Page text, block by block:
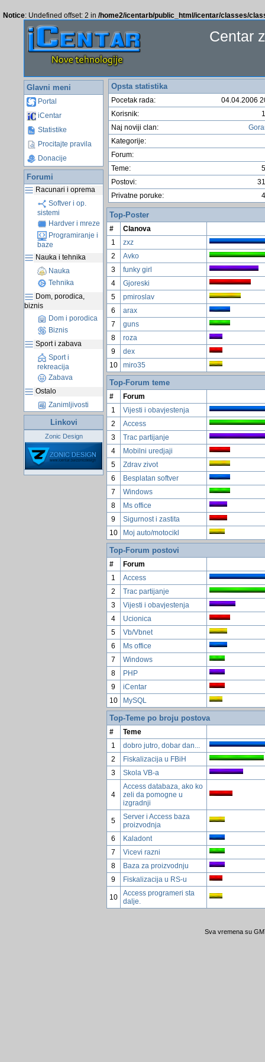
Notice: Undefined offset: 2 in /home2/icentarb/public_html/icentar/classes/
Centar
Glavni meni
Portal
iCentar
Statistike
Procitajte pravila
Donacije
Forumi
Racunari i oprema
Softver i op.
sistemi
Hardver i mreze
Programiranje i
baze
Nauka i tehnika
Nauka
Tehnika
Dom, porodica,
biznis
Dom i porodica
Biznis
Sport i zabava
Sport i
rekreacija
Zabava
Ostalo
Zanimljivosti
Linkovi
Zonic Design
Opsta statistika
04.04.2006
Pocetak rada:
Korisnik:
Naj noviji clan:
Kategorije:
Forum:
Teme:
Postovi:
Privatne poruke:
Top-Poster
#
Clanova
1
zxz
2
Avko
3
funky girl
4
Gjoreski
5
pmiroslav
6
arax
7
guns
8
roza
9
dex
10
miro35
Top-Forum teme
#
Forum
1
Vijesti i obavjestenja
2
Access
3
Trac partijanje
4
Mobilni uredjaji
5
Zdrav zivot
6
Besplatan softver
7
Windows
8
Ms office
9
Sigurnost i zastita
10
Moj auto/motocikl
Top-Forum postovi
#
Forum
1
Access
2
Trac partijanje
3
Vijesti i obavjestenja
4
Ucionica
5
Vb/Vbnet
6
Ms office
7
Windows
8
PHP
9
iCentar
10
MySQL
Top-Teme po broju postova
#
Teme
1
dobro jutro, dobar dan...
2
Fiskalizacija u FBiH
3
Skola VB-a
4
Access databaza, ako ko
zeli da pomogne u
izgradnji
5
Server i Access baza
proizvodnja
6
Kaladont
7
Vicevi razni
8
Baza za proizvodnju
9
Fiskalizacija u RS-u
10
Access programeri sta
dalje.
Sva vremena su